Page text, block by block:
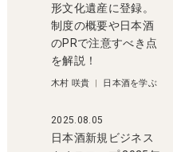
形文化遺産に登録。
制度の概要や日本酒
のPRで注意すべき点
を解説！
木村 咲貴 | 日本酒を学ぶ
2025.08.05
日本酒新規ビジネス